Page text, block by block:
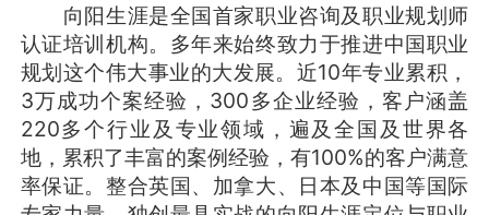
向阳生涯是全国首家职业咨询及职业规划师
认证培训机构。多年来始终致力于推进中国职业
规划这个伟大事业的大发展。近10年专业累积，
3万成功个案经验，300多企业经验，客户涵盖
220多个行业及专业领域，遍及全国及世界各
地，累积了丰富的案例经验，有100%的客户满意
率保证。整合英国、加拿大、日本及中国等国际